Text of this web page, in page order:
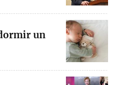
un